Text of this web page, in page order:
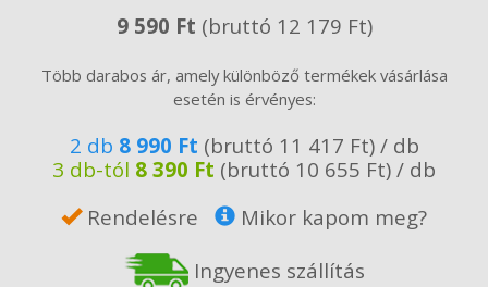
9 590 Ft (bruttó 12 179 Ft)
Több darabos ár, amely különböző termékek vásárlása
esetén is érvényes:
2 db 8 990 Ft (bruttó 11 417 Ft) / db
3 db-tól 8 390 Ft (bruttó 10 655 Ft) / db
Rendelésre
Mikor kapom meg?
Ingyenes szállítás